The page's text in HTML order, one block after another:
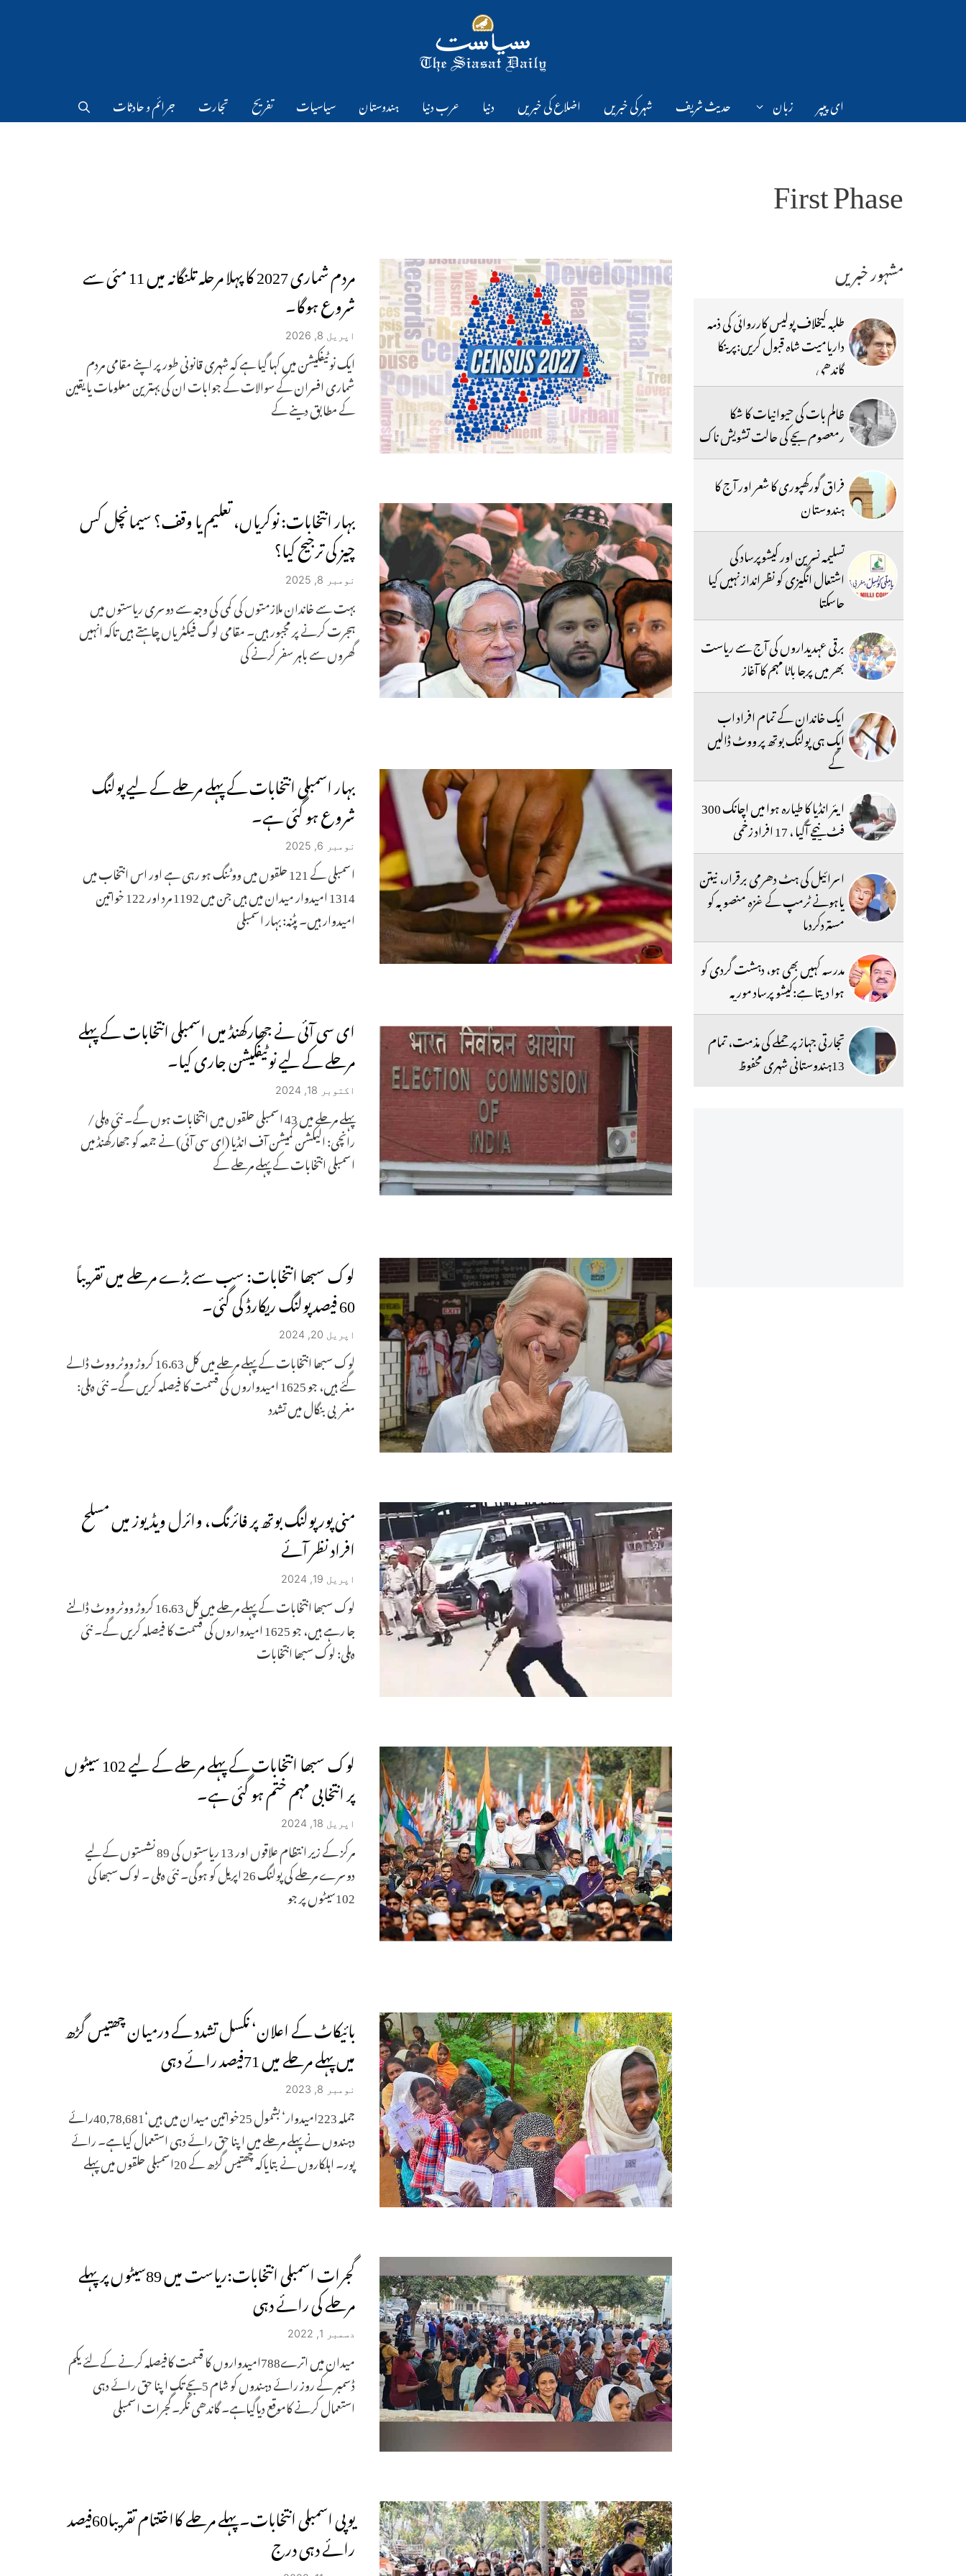
ای پیپر زبان حدیث شریف شہر کی خبریں اضلاع کی خبریں دنیا عرب دنیا ہندوستان سیاسیات تفریح تجارت جرائم و حادثات
First Phase
مردم شماری 2027 کا پہلا مرحلہ تلنگانہ میں 11 مئی سے
شروع ہوگا۔
اپریل 8, 2026
ایک نوٹیفکیشن میں کہا گیا ہے کہ شہری قانونی طور پر اپنے مقامی مردم
شماری افسران کے سوالات کے جوابات ان کی بہترین معلومات یا یقین
کے مطابق دینے کے
بہار انتخابات: نوکریاں، تعلیم یا وقف؟ سیمانچل کس
چیز کی ترجیح کیا؟
نومبر 8, 2025
بہت سے خاندان ملازمتوں کی کمی کی وجہ سے دوسری ریاستوں میں
ہجرت کرنے پر مجبور ہیں۔ مقامی لوگ فیکٹریاں چاہتے ہیں تاکہ انہیں
گھروں سے باہر سفر کرنے کی
بہار اسمبلی انتخابات کے پہلے مرحلے کے لیے پولنگ
شروع ہو گئی ہے۔
نومبر 6, 2025
اسمبلی کے 121 حلقوں میں ووٹنگ ہو رہی ہے اور اس انتخاب میں
1314 امیدوار میدان میں ہیں جن میں 1192 مرد اور 122 خواتین
امیدوار ہیں۔ پٹنہ: بہار اسمبلی
ای سی آئی نے جھارکھنڈ میں اسمبلی انتخابات کے پہلے
مرحلے کے لیے نوٹیفکیشن جاری کیا۔
اکتوبر 18, 2024
پہلے مرحلے میں 43 اسمبلی حلقوں میں انتخابات ہوں گے۔ نئی دہلی/
رانچی: الیکشن کمیشن آف انڈیا (ای سی آئی) نے جمعہ کو جھارکھنڈ میں
اسمبلی انتخابات کے پہلے مرحلے کے
لوک سبھا انتخابات: سب سے بڑے مرحلے میں تقریباً
60 فیصد پولنگ ریکارڈ کی گئی۔
اپریل 20, 2024
لوک سبھا انتخابات کے پہلے مرحلے میں کل 16.63 کروڑ ووٹر ووٹ ڈالے
گئے ہیں، جو 1625 امیدواروں کی قسمت کا فیصلہ کریں گے۔ نئی دہلی:
مغربی بنگال میں تشدد
منی پور پولنگ بوتھ پر فائرنگ، وائرل ویڈیوز میں مسلح
افراد نظر آئے
اپریل 19, 2024
لوک سبھا انتخابات کے پہلے مرحلے میں کل 16.63 کروڑ ووٹر ووٹ ڈالنے
جا رہے ہیں، جو 1625 امیدواروں کی قسمت کا فیصلہ کریں گے۔ نئی
دہلی: لوک سبھا انتخابات
لوک سبھا انتخابات کے پہلے مرحلے کے لیے 102 سیٹوں
پر انتخابی مہم ختم ہو گئی ہے۔
اپریل 18, 2024
مرکز کے زیر انتظام علاقوں اور 13 ریاستوں کی 89 نشستوں کے لیے
دوسرے مرحلے کی پولنگ 26 اپریل کو ہوگی۔ نئی دہلی ۔ لوک سبھا کی
102سیٹوں پر جو
بائیکاٹ کے اعلان‘ نکسل تشدد کے درمیان چھتیس گڑھ
میں پہلے مرحلے میں 71فیصد رائے دہی
نومبر 8, 2023
جملہ 223امیدوار‘ بشمول 25خواتین میدان میں ہیں‘40,78,681رائے
دہندوں نے پہلے مرحلے میں اپنا حق رائے دہی استعمال کیاہے۔ رائے
پور۔ اہلکاروں نے بتایاکہ چھتیس گڑھ کے 20اسمبلی حلقوں میں پہلے
گجرات اسمبلی انتخابات:ریاست میں 89سیٹوں پر پہلے
مرحلے کی رائے دہی
دسمبر 1, 2022
میدان میں اترے788امیدواروں کا قسمت کافیصلہ کرنے کے لئے یکم
ڈسمبر کے روز رائے دہندوں کو شام 5بجے تک اپنا حق رائے دہی
استعمال کرنے کاموقع دیاگیاہے۔ گاندھی نگر۔گجرات اسمبلی
یوپی اسمبلی انتخابات۔ پہلے مرحلے کااختتام تقریبا60فیصد
رائے دہی درج
مشہور خبریں
طلبہ کیخلاف پولیس کارروائی کی ذمہ
داریامیت شاہ قبول کریں:پرینکا
گاندھی
ظالم بات کی حیوانیات کا شکا
رمعصوم بچے کی حالت تشویش ناک
فراق گورکھپوری کا شعر اور آج کا
ہندوستان
تسلیمہ نسرین اور کیشوپرساد کی
اشتعال انگیزی کو نظرانداز نہیں کیا
جاسکتا
برقی عہدیداروں کی آج سے ریاست
بھر میں پرجا باٹا مہم کا آغاز
ایک خاندان کے تمام افراد اب
ایک ہی پولنگ بوتھ پر ووٹ ڈالیں
گے
ایئر انڈیا کا طیارہ ہوا میں اچانک 300
فٹ نیچے آگیا ، 17 افراد زخمی
اسرائیل کی ہٹ دھرمی برقرار، نیتن
یاہونے ٹرمپ کے غزہ منصوبہ کو
مستردکردیا
مدرسہ کہیں بھی ہو، دہشت گردی کو
ہوا دیتا ہے:کیشو پرساد موریہ
تجارتی جہاز پر حملے کی مذمت، تمام
13ہندوستانی شہری محفوظ